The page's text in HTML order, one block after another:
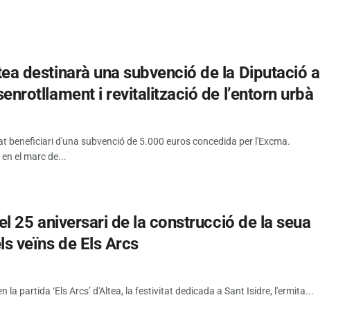
destinarà una subvenció de la Diputació a
i revitalització de l’entorn urbà
beneficiari d'una subvenció de 5.000 euros concedida per l'Excma.
el marc de...
25 aniversari de la construcció de la seua
veïns de Els Arcs
la partida ‘Els Arcs’ d'Altea, la festivitat dedicada a Sant Isidre, l'ermita...